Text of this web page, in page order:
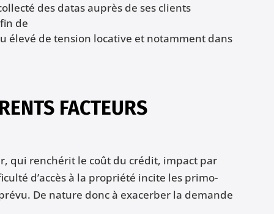
des datas auprès de ses clients
de
élevé de tension locative et notamment dans
FACTEURS
qui renchérit le coût du crédit, impact par
d’accès à la propriété incite les primo-
De nature donc à exacerber la demande